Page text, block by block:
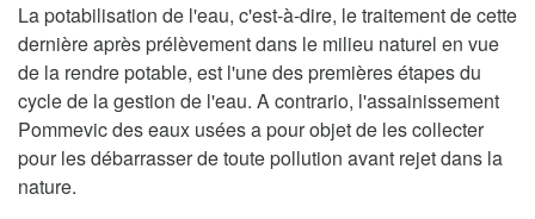
La potabilisation de l'eau, c'est-à-dire, le traitement de cette
dernière après prélèvement dans le milieu naturel en vue
de la rendre potable, est l'une des premières étapes du
cycle de la gestion de l'eau. A contrario, l'assainissement
Pommevic des eaux usées a pour objet de les collecter
pour les débarrasser de toute pollution avant rejet dans la
nature.